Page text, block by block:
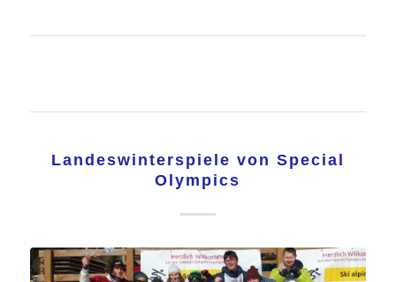
Landeswinterspiele von Special
Olympics